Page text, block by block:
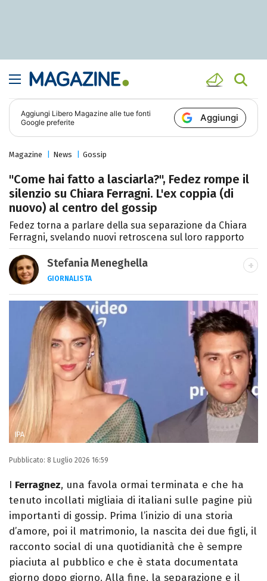
Aggiungi Libero Magazine alle tue fonti
Google preferite
Aggiungi
Magazine News Gossip
"Come hai fatto a lasciarla?", Fedez rompe il
silenzio su Chiara Ferragni. L'ex coppia (di
nuovo) al centro del gossip
Fedez torna a parlare della sua separazione da Chiara
Ferragni, svelando nuovi retroscena sul loro rapporto
Stefania Meneghella
GIORNALISTA
Giornalista pubblicista, scrittrice e critica
d’arte, sono autrice di quattro romanzi e
fondatrice di Kosmo Magazine
IPA
Pubblicato: 8 Luglio 2026 16:59
I Ferragnez, una favola ormai terminata e che ha
tenuto incollati migliaia di italiani sulle pagine più
importanti di gossip. Prima l’inizio di una storia
d’amore, poi il matrimonio, la nascita dei due figli, il
racconto social di una quotidianità che è sempre
piaciuta al pubblico e che è stata documentata
giorno dopo giorno. Alla fine, la separazione e il